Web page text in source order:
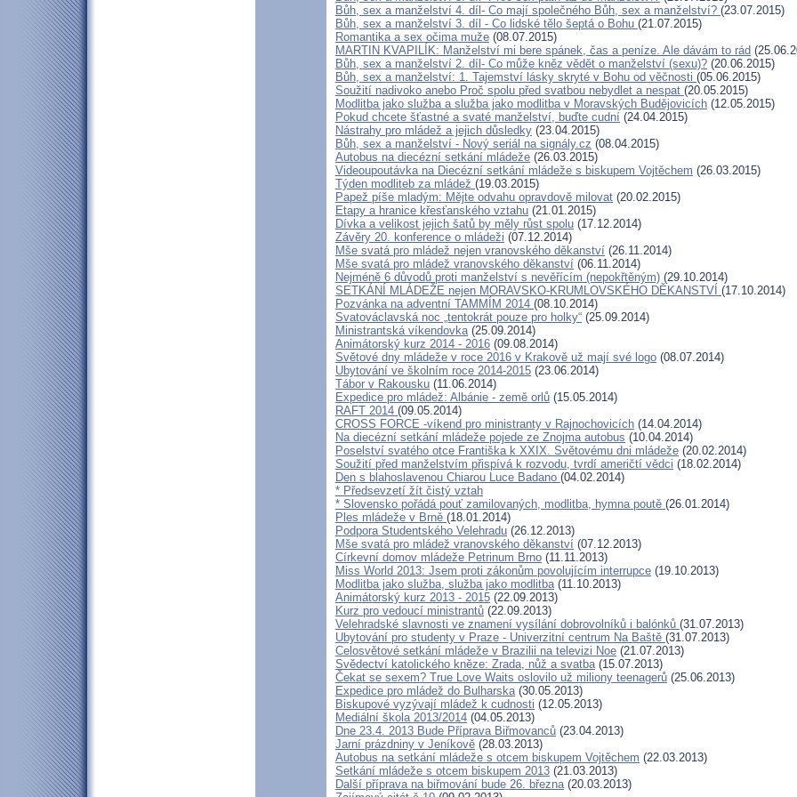
Bůh, sex a manželství 4. díl- Co mají společného Bůh, sex a manželství? (23.07.2015)
Bůh, sex a manželství 3. díl - Co lidské tělo šeptá o Bohu (21.07.2015)
Romantika a sex očima muže (08.07.2015)
MARTIN KVAPILÍK: Manželství mi bere spánek, čas a peníze. Ale dávám to rád
Bůh, sex a manželství 2. díl- Co může kněz vědět o manželství (sexu)? (20.06.2015)
Bůh, sex a manželství: 1. Tajemství lásky skryté v Bohu od věčnosti (05.06.2015)
Soužití nadivoko anebo Proč spolu před svatbou nebydlet a nespat (20.05.2015)
Modlitba jako služba a služba jako modlitba v Moravských Budějovicích (12.05.2015)
Pokud chcete šťastné a svaté manželství, buďte cudní (24.04.2015)
Nástrahy pro mládež a jejich důsledky (23.04.2015)
Bůh, sex a manželství - Nový seriál na signály.cz (08.04.2015)
Autobus na diecézní setkání mládeže (26.03.2015)
Videoupoutávka na Diecézní setkání mládeže s biskupem Vojtěchem (26.03.2015)
Týden modliteb za mládež (19.03.2015)
Papež píše mladým: Mějte odvahu opravdově milovat (20.02.2015)
Etapy a hranice křesťanského vztahu (21.01.2015)
Dívka a velikost jejich šatů by měly růst spolu (17.12.2014)
Závěry 20. konference o mládeži (07.12.2014)
Mše svatá pro mládež nejen vranovského děkanství (26.11.2014)
Mše svatá pro mládež vranovského děkanství (06.11.2014)
Nejméně 6 důvodů proti manželství s nevěřícím (nepokřtěným) (29.10.2014)
SETKÁNÍ MLÁDEŽE nejen MORAVSKO-KRUMLOVSKÉHO DĚKANSTVÍ (17.10.2014)
Pozvánka na adventní TAMMÍM 2014 (08.10.2014)
Svatováclavská noc „tentokrát pouze pro holky“ (25.09.2014)
Ministrantská víkendovka(25.09.2014)
Animátorský kurz 2014 - 2016 (09.08.2014)
Světové dny mládeže v roce 2016 v Krakově už mají své logo (08.07.2014)
Ubytování ve školním roce 2014-2015 (23.06.2014)
Tábor v Rakousku (11.06.2014)
Expedice pro mládež: Albánie - země orlů (15.05.2014)
RAFT 2014 (09.05.2014)
CROSS FORCE -víkend pro ministranty v Rajnochovicích (14.04.2014)
Na diecézní setkání mládeže pojede ze Znojma autobus (10.04.2014)
Poselství svatého otce Františka k XXIX. Světovému dni mládeže (20.02.2014)
Soužití před manželstvím přispívá k rozvodu, tvrdí američtí vědci (18.02.2014)
Den s blahoslavenou Chiarou Luce Badano (04.02.2014)
* Předsevzetí žít čistý vztah
* Slovensko pořádá pouť zamilovaných, modlitba, hymna poutě (26.01.2014)
Ples mládeže v Brně (18.01.2014)
Podpora Studentského Velehradu (26.12.2013)
Mše svatá pro mládež vranovského děkanství (07.12.2013)
Církevní domov mládeže Petrinum Brno (11.11.2013)
Miss World 2013: Jsem proti zákonům povolujícím interrupce (19.10.2013)
Modlitba jako služba, služba jako modlitba(11.10.2013)
Animátorský kurz 2013 - 2015 (22.09.2013)
Kurz pro vedoucí ministrantů (22.09.2013)
Velehradské slavnosti ve znamení vysílání dobrovolníků i balónků (31.07.2013)
Ubytování pro studenty v Praze - Univerzitní centrum Na Baště (31.07.2013)
Celosvětové setkání mládeže v Brazilii na televizi Noe (21.07.2013)
Svědectví katolického kněze: Zrada, nůž a svatba(15.07.2013)
Čekat se sexem? True Love Waits oslovilo už miliony teenagerů (25.06.2013)
Expedice pro mládež do Bulharska(30.05.2013)
Biskupové vyzývají mládež k cudnosti (12.05.2013)
Mediální škola 2013/2014 (04.05.2013)
Dne 23.4. 2013 Bude Příprava Biřmovanců (23.04.2013)
Jarní prázdniny v Jeníkově (28.03.2013)
Autobus na setkání mládeže s otcem biskupem Vojtěchem (22.03.2013)
Setkání mládeže s otcem biskupem 2013 (21.03.2013)
Další příprava na biřmování bude 26. března(20.03.2013)